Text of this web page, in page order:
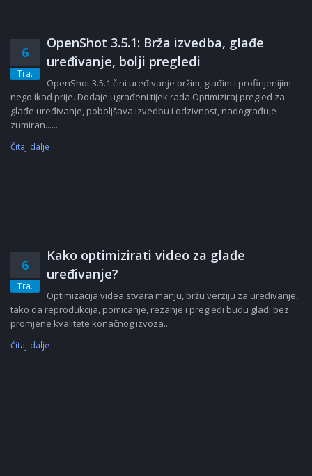
6
Tra.
OpenShot 3.5.1: Brža izvedba, glađe
uređivanje, bolji pregledi
OpenShot 3.5.1 čini uređivanje bržim, glađim i profinjenijim
nego ikad prije. Dodaje ugrađeni tijek rada Optimiziraj pregled za
glađe uređivanje, poboljšava izvedbu i odzivnost, nadograđuje
zumiran......
Čitaj dalje
6
Tra.
Kako optimizirati video za glađe
uređivanje?
Optimizacija videa stvara manju, bržu verziju za uređivanje,
tako da reprodukcija, pomicanje, rezanje i pregledi budu glađi bez
promjene kvalitete konačnog izvoza....
Čitaj dalje